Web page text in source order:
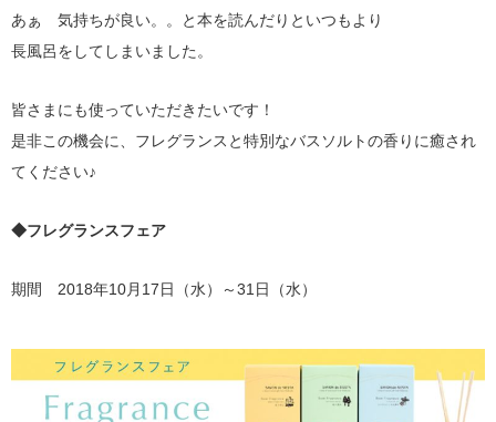
あぁ 気持ちが良い。。と本を読んだりといつもより
長風呂をしてしまいました。
皆さまにも使っていただきたいです！
是非この機会に、フレグランスと特別なバスソルトの香りに癒され
てください♪
◆フレグランスフェア
期間 2018年10月17日（水）～31日（水）